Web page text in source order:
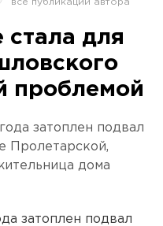
стала для
проблемой
затоплен подвал
Пролетарской,
дома
затоплен подвал